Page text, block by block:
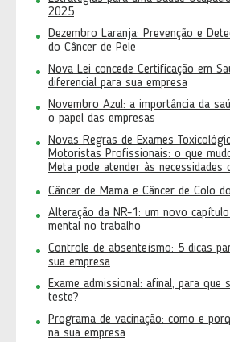
2025
Dezembro Laranja: Prevenção e
do Câncer de Pele
Nova Lei concede Certificação em
diferencial para sua empresa
Novembro Azul: a importância da
o papel das empresas
Novas Regras de Exames
Motoristas Profissionais: o que
Meta pode atender às necessidades
Câncer de Mama e Câncer de Colo
Alteração da NR-1: um novo
mental no trabalho
Controle de absenteísmo: 5 dicas
sua empresa
Exame admissional: afinal, para que
teste?
Programa de vacinação: como e
na sua empresa